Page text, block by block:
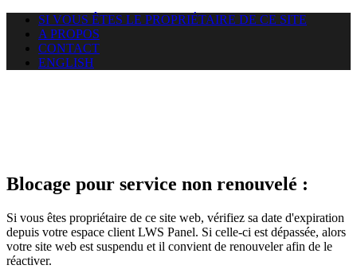
SI VOUS ÊTES LE PROPRIÉTAIRE DE CE SITE
A PROPOS
CONTACT
ENGLISH
Blocage pour service non renouvelé :
Si vous êtes propriétaire de ce site web, vérifiez sa date d'expiration
depuis votre espace client LWS Panel. Si celle-ci est dépassée, alors
votre site web est suspendu et il convient de renouveler afin de le
réactiver.